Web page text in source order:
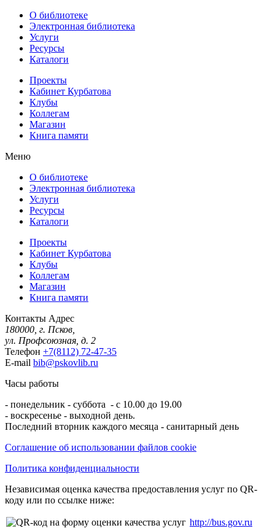
О библиотеке
Электронная библиотека
Услуги
Ресурсы
Каталоги
Проекты
Кабинет Курбатова
Клубы
Коллегам
Магазин
Книга памяти
Меню
О библиотеке
Электронная библиотека
Услуги
Ресурсы
Каталоги
Проекты
Кабинет Курбатова
Клубы
Коллегам
Магазин
Книга памяти
Контакты Адрес
180000, г. Псков,
ул. Профсоюзная, д. 2
Телефон +7(8112) 72-47-35
E-mail bib@pskovlib.ru
Часы работы
- понедельник - суббота - с 10.00 до 19.00
- воскресенье - выходной день.
Последний вторник каждого месяца - санитарный день
Соглашение об использовании файлов cookie
Политика конфиденциальности
Независимая оценка качества предоставления услуг по QR-
коду или по ссылке ниже:
http://bus.gov.ru